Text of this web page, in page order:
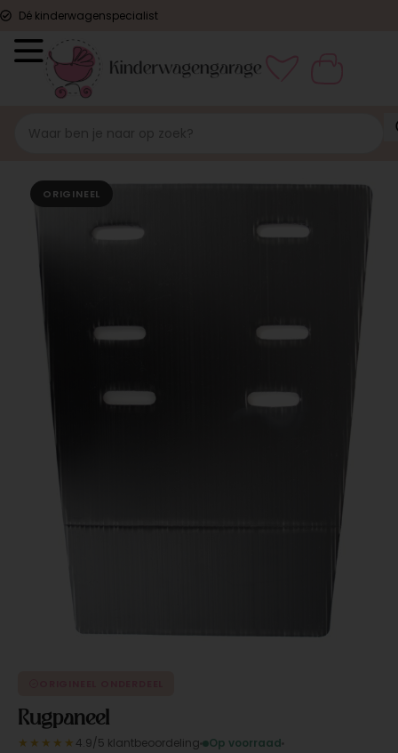
Dé kinderwagenspecialist
ORIGINEEL
Rugpaneel
★★★★★ 4.9/5 klantbeoordeling
Op voorraad